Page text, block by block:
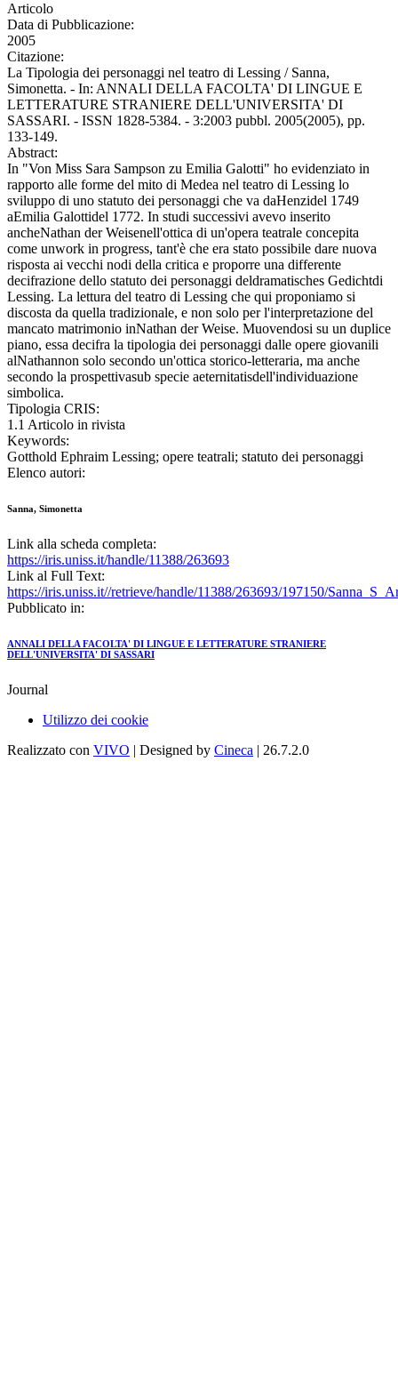
Articolo
Data di Pubblicazione:
2005
Citazione:
La Tipologia dei personaggi nel teatro di Lessing / Sanna,
Simonetta. - In: ANNALI DELLA FACOLTA' DI LINGUE E
LETTERATURE STRANIERE DELL'UNIVERSITA' DI
SASSARI. - ISSN 1828-5384. - 3:2003 pubbl. 2005(2005), pp.
133-149.
Abstract:
In "Von Miss Sara Sampson zu Emilia Galotti" ho evidenziato in
rapporto alle forme del mito di Medea nel teatro di Lessing lo
sviluppo di uno statuto dei personaggi che va daHenzidel 1749
aEmilia Galottidel 1772. In studi successivi avevo inserito
ancheNathan der Weisenell'ottica di un'opera teatrale concepita
come unwork in progress, tant'è che era stato possibile dare nuova
risposta ai vecchi nodi della critica e proporre una differente
decifrazione dello statuto dei personaggi deldramatisches Gedichtdi
Lessing. La lettura del teatro di Lessing che qui proponiamo si
discosta da quella tradizionale, e non solo per l'interpretazione del
mancato matrimonio inNathan der Weise. Muovendosi su un duplice
piano, essa decifra la tipologia dei personaggi dalle opere giovanili
alNathannon solo secondo un'ottica storico-letteraria, ma anche
secondo la prospettivasub specie aeternitatisdell'individuazione
simbolica.
Tipologia CRIS:
1.1 Articolo in rivista
Keywords:
Gotthold Ephraim Lessing; opere teatrali; statuto dei personaggi
Elenco autori:
Sanna, Simonetta
Link alla scheda completa:
https://iris.uniss.it/handle/11388/263693
Link al Full Text:
https://iris.uniss.it//retrieve/handle/11388/263693/197150/
Pubblicato in:
ANNALI DELLA FACOLTA' DI LINGUE E LETTERATURE STRANIERE
DELL'UNIVERSITA' DI SASSARI
Journal
Utilizzo dei cookie
Realizzato con VIVO | Designed by Cineca | 26.7.2.0